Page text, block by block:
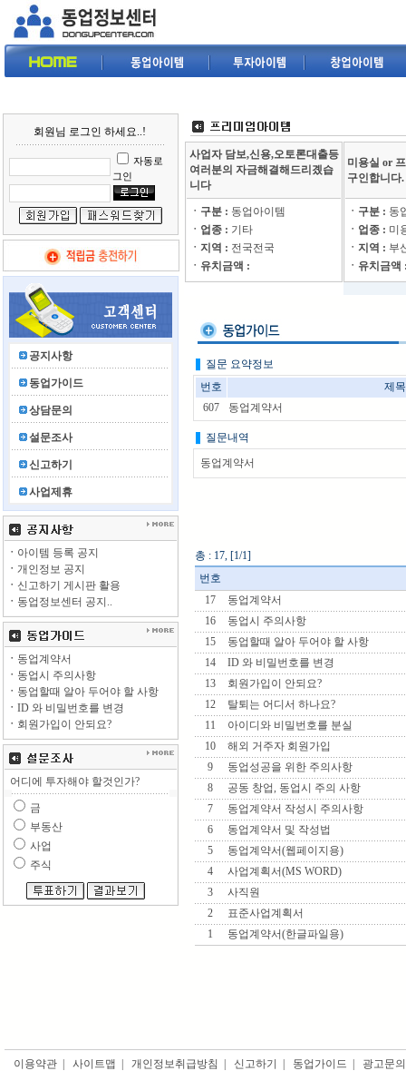
회원님 로그인 하세요..!
자동로
그인
공지사항
동업가이드
상담문의
설문조사
신고하기
사업제휴
ㆍ 아이템 등록 공지
ㆍ개인정보 공지
ㆍ 신고하기 게시판 활용
ㆍ 동업정보센터 공지..
ㆍ 동업계약서
ㆍ 동업시 주의사항
ㆍ 동업할때 알아 두어야 할 사항
ㆍID 와 비밀번호를 변경
ㆍ 회원가입이 안되요?
어디에 투자해야 할것인가?
금
부동산
사업
주식
사업자 담보,신용,오토론대출등
여러분의 자금해결해드리곘습
니다
ㆍ구분 : 동업아이템
ㆍ업종 : 기타
ㆍ지역 : 전국전국
ㆍ유치금액 :
미용실 or
구인합니다.
ㆍ구분 : 동
ㆍ업종 : 미
ㆍ지역 : 부
ㆍ유치금
질문 요약정보
번호
제목
607
동업계약서
질문내역
동업계약서
총 : 17, [1/1]
번호
17
동업계약서
16
동업시 주의사항
15
동업할때 알아 두어야 할 사항
14
ID 와 비밀번호를 변경
13
회원가입이 안되요?
12
탈퇴는 어디서 하나요?
11
아이디와 비밀번호를 분실
10
해외 거주자 회원가입
9
동업성공을 위한 주의사항
8
공동 창업, 동업시 주의 사항
7
동업계약서 작성시 주의사항
6
동업계약서 및 작성법
5
동업계약서(웹페이지용)
4
사업계획서(MS WORD)
3
사직원
2
표준사업계획서
1
동업계약서(한글파일용)
이용약관 사이트맵 개인정보취급방침 신고하기 동업가이드 광고문의